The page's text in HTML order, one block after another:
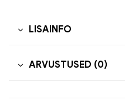
LISAINFO
ARVUSTUSED (0)